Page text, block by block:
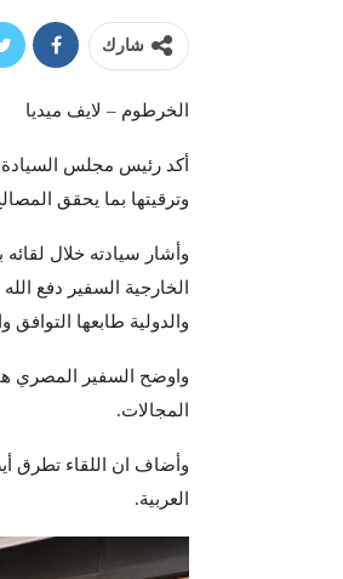
شارك
الخرطوم – لايف ميديا
أكد رئيس مجلس السيادة
وترقيتها بما يحقق
وأشار سيادته خلال
الخارجية السفير دفع
والدولية طابعها التوافق
واوضح السفير المصري
المجالات.
وأضاف ان اللقاء تطرق
العربية.